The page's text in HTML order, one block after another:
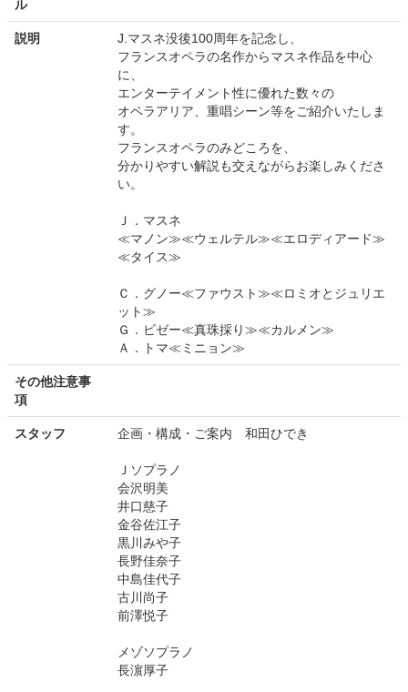
ル
説明
J.マスネ没後100周年を記念し、
フランスオペラの名作からマスネ作品を中心
に、
エンターテイメント性に優れた数々の
オペラアリア、重唱シーン等をご紹介いたしま
す。
フランスオペラのみどころを、
分かりやすい解説も交えながらお楽しみくださ
い。
Ｊ．マスネ
≪マノン≫≪ウェルテル≫≪エロディアード≫
≪タイス≫
Ｃ．グノー≪ファウスト≫≪ロミオとジュリエ
ット≫
Ｇ．ビゼー≪真珠採り≫≪カルメン≫
Ａ．トマ≪ミニョン≫
その他注意事
項
スタッフ 企画・構成・ご案内 和田ひでき
Ｊソプラノ
会沢明美
井口慈子
金谷佐江子
黒川みや子
長野佳奈子
中島佳代子
古川尚子
前澤悦子
メゾソプラノ
長濵厚子